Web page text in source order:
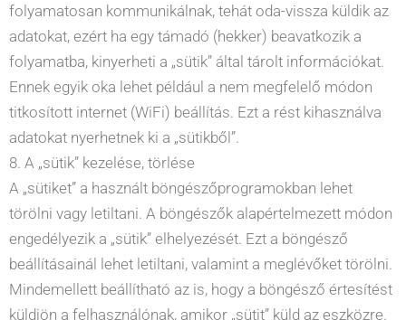
folyamatosan kommunikálnak, tehát oda-vissza küldik az
adatokat, ezért ha egy támadó (hekker) beavatkozik a
folyamatba, kinyerheti a „sütik” által tárolt információkat.
Ennek egyik oka lehet például a nem megfelelő módon
titkosított internet (WiFi) beállítás. Ezt a rést kihasználva
adatokat nyerhetnek ki a „sütikből”.
8. A „sütik” kezelése, törlése
A „sütiket” a használt böngészőprogramokban lehet
törölni vagy letiltani. A böngészők alapértelmezett módon
engedélyezik a „sütik” elhelyezését. Ezt a böngésző
beállításainál lehet letiltani, valamint a meglévőket törölni.
Mindemellett beállítható az is, hogy a böngésző értesítést
küldjön a felhasználónak, amikor „sütit” küld az eszközre.